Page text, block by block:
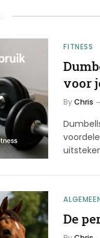
FITNESS
voor
By Chris
De